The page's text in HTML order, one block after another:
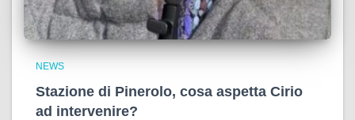
NEWS
Stazione di Pinerolo, cosa aspetta Cirio
ad intervenire?